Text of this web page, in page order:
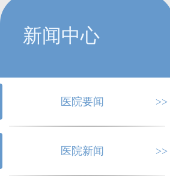
新闻中心
医院要闻 >>
医院新闻 >>